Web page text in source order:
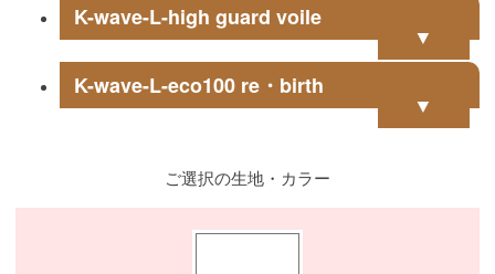
K-wave-L-high guard voile
▼
K-wave-L-eco100 re・birth
▼
ご選択の生地・カラー